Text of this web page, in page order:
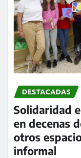
DESTACADAS
Solidaridad
en decenas
otros
informal